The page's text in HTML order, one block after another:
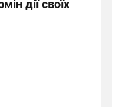
дії своїх